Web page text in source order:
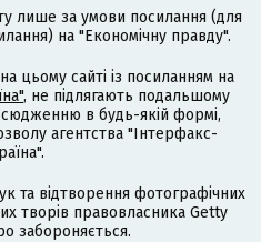
лише за умови посилання (для
на "Економічну правду".
цьому сайті із посиланням на
, не підлягають подальшому
в будь-якій формі,
агентства "Інтерфакс-
та відтворення фотографічних
творів правовласника Getty
забороняється.